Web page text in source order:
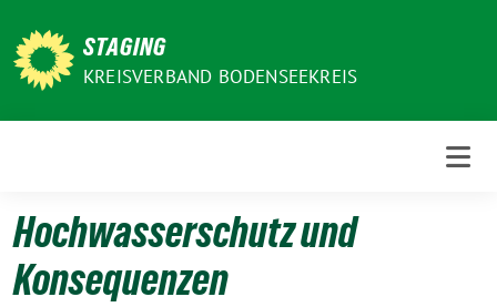
zum
Inhalt
STAGING
KREISVERBAND BODENSEEKREIS
Hochwasserschutz und
Konsequenzen